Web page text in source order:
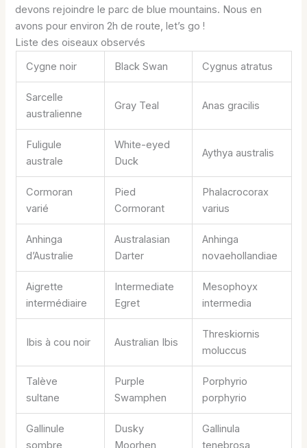
devons rejoindre le parc de blue mountains. Nous en
avons pour environ 2h de route, let’s go !
Liste des oiseaux observés
Cygne noir
Black Swan Cygnus atratus
Sarcelle
australienne
Gray Teal Anas gracilis
Fuligule
australe
White-eyed
Duck
Aythya australis
Cormoran
varié
Pied
Cormorant
Phalacrocorax
varius
Anhinga
d’Australie
Australasian
Darter
Anhinga
novaehollandiae
Aigrette
intermédiaire
Intermediate
Egret
Mesophoyx
intermedia
Ibis à cou noir Australian Ibis
Threskiornis
moluccus
Talève
sultane
Purple
Swamphen
Porphyrio
porphyrio
Gallinule
sombre
Dusky
Moorhen
Gallinula
tenebrosa